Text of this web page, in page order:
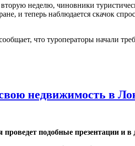
неделю, чиновники
и теперь наблюдается скачок
что туроператоры начали
недвижимость в
подобные презентации и в